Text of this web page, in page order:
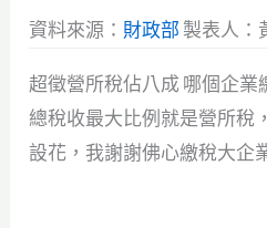
資料來源： 財政部 製表人：
超徵營所稅佔八成 哪個企業
總稅收最大比例就是營所稅
設花，我謝謝佛心繳稅大企